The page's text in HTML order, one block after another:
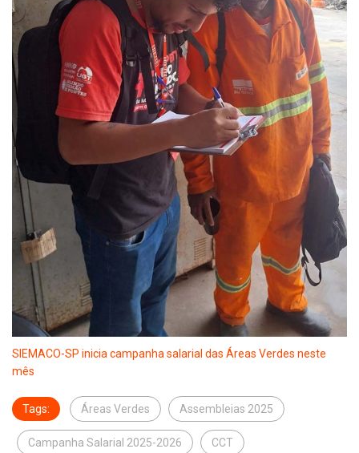
SIEMACO-SP inicia campanha salarial das Áreas Verdes neste
mês
Tags: Áreas Verdes Assembleias 2025
Campanha Salarial 2025-2026 CCT